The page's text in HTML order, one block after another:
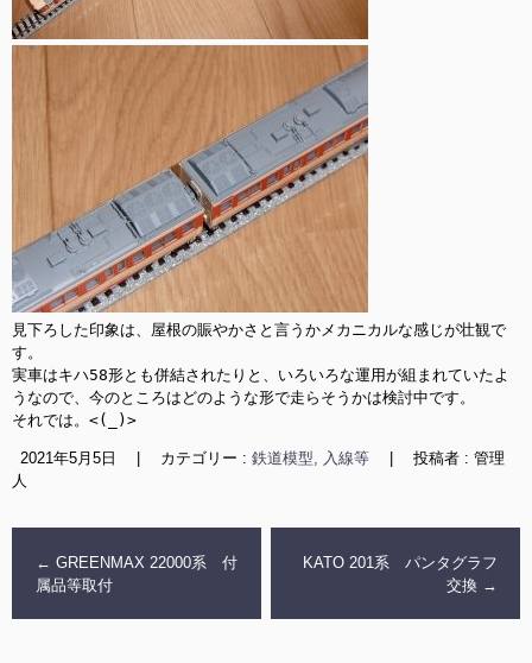
見下ろした印象は、屋根の賑やかさと言うかメカニカルな感じが壮観で
す。
実車はキハ58形とも併結されたりと、いろいろな運用が組まれていたよ
うなので、今のところはどのような形で走らそうかは検討中です。
それでは。<(_)>
2021年5月5日 カテゴリー : 鉄道模型, 入線等
投稿者 : 管理
人
← GREENMAX 22000系 付
属品等取付
KATO 201系 パンタグラフ
交換 →